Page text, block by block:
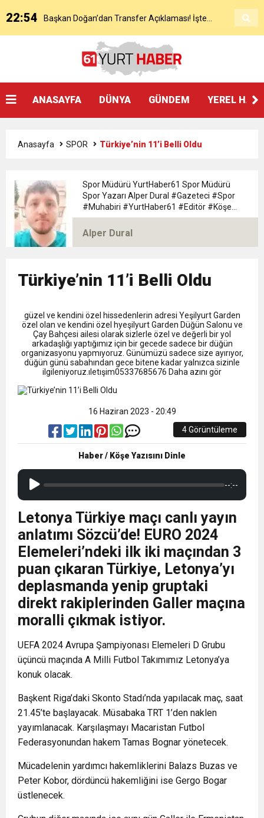
KAP’a Bildirdi
22:54 Başkan Doğan’dan Transfer Açıklaması! İşte
Mohamed Salah’ın Trabzon’da İlk Sözleri!
Açıkladı
0:11 Trabzonspor, Mohammed Salah’ı Resmen KAP’a
Bildirdi
20:05 Trabzonspor Muhammed Salah Transferini
22:58 Trabzonspor, Salah Transferinin Maliyetini
KAP’a Bildirdi
ANASAYFA DÜNYA GÜNDEM YEREL
Anasayfa SPOR Türkiye’nin 11’i Belli Oldu
Spor Müdürü YurtHaber61 Spor Müdürü
Spor Yazarı Alper Dural #Gazeteci #Spor
#Muhabiri #YurtHaber61 #Editör #Köşe
#Yazarı Trabzon Bölgesi 61yurthaber Spor
Müdürü spor Yazarı Alper Dural
Alper Dural
Türkiye’nin 11’i Belli Oldu
güzel ve kendini özel hissedenlerin adresi Yeşilyurt Garden
özel olan ve kendini özel hyeşilyurt Garden Düğün Salonu ve
Çay Bahçesi ailesi olarak sizlerle özel ve değerli bir yol
arkadaşlığı yaptığımız için bir gecede sadece bir düğün
organizasyonu yapmıyoruz. Günümüzü sadece size ayırıyor,
düğün günü sabahından gece bitene kadar yalnızca sizinle
ilgileniyoruz.ıletışim05337685676 Daha azını gör
16 Haziran 2023 - 20:49
4 Görüntüleme
Haber / Köşe Yazısını Dinle
--:--
Letonya Türkiye maçı canlı yayın
anlatımı Sözcü’de! EURO 2024
Elemeleri’ndeki ilk iki maçından 3
puan çıkaran Türkiye, Letonya’yı
deplasmanda yenip gruptaki
direkt rakiplerinden Galler maçına
moralli çıkmak istiyor.
UEFA 2024 Avrupa Şampiyonası Elemeleri D Grubu
üçüncü maçında A Milli Futbol Takımımız Letonya’ya
konuk olacak.
Başkent Riga’daki Skonto Stadı’nda yapılacak maç, saat
21.45’te başlayacak. Müsabaka TRT 1’den naklen
yayımlanacak. Karşılaşmayı Macaristan Futbol
Federasyonundan hakem Tamas Bognar yönetecek.
Mücadelenin yardımcı hakemliklerini Balazs Buzas ve
Peter Kobor, dördüncü hakemliğini ise Gergo Bogar
üstlenecek.